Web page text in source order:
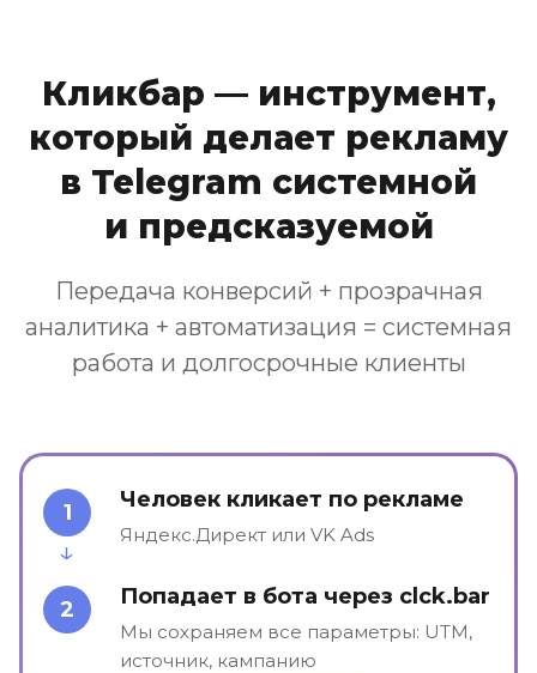
Кликбар — инструмент,
который делает рекламу
в Telegram системной
и предсказуемой
Передача конверсий + прозрачная
аналитика + автоматизация = системная
работа и долгосрочные клиенты
1 Человек кликает по рекламе
Яндекс.Директ или VK Ads
2 Попадает в бота через clck.bar
Мы сохраняем все параметры: UTM,
источник, кампанию